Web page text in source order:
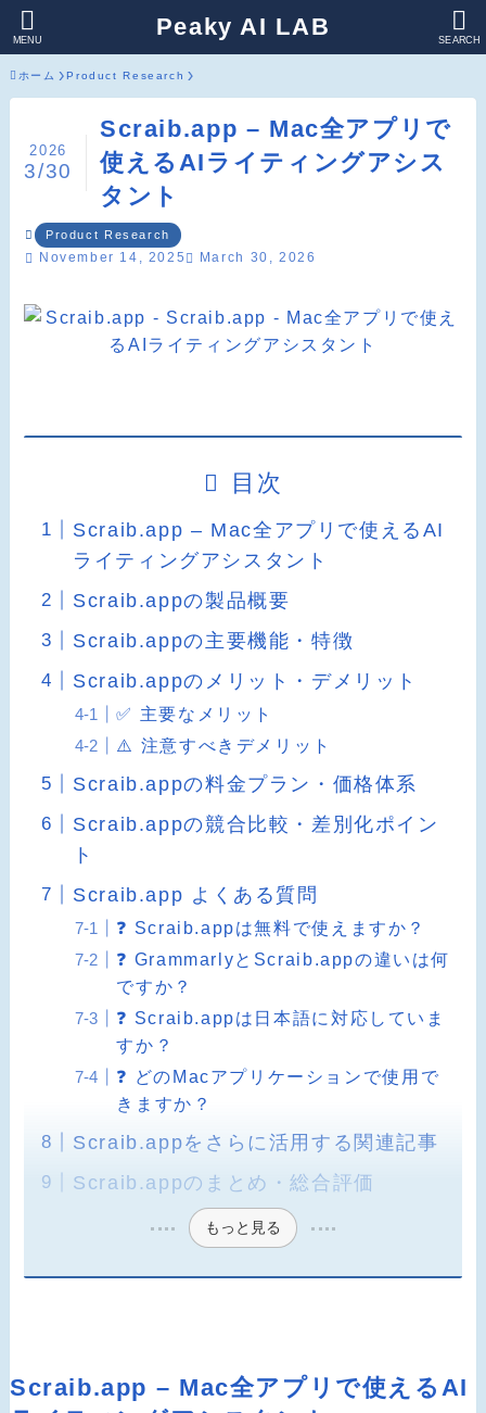
Peaky AI LAB SEARCH
MENU
ホーム Product Research
Scraib.app – Mac全アプリで
使えるAIライティングアシス
タント
2026
3/30
Product Research
November 14, 2025 March 30, 2026
目次
Scraib.app – Mac全アプリで使えるAI
ライティングアシスタント
Scraib.appの製品概要
Scraib.appの主要機能・特徴
Scraib.appのメリット・デメリット
✅ 主要なメリット
⚠️ 注意すべきデメリット
Scraib.appの料金プラン・価格体系
Scraib.appの競合比較・差別化ポイン
ト
Scraib.app よくある質問
❓ Scraib.appは無料で使えますか？
❓ GrammarlyとScraib.appの違いは何
ですか？
❓ Scraib.appは日本語に対応していま
すか？
❓ どのMacアプリケーションで使用で
きますか？
Scraib.appをさらに活用する関連記事
Scraib.appのまとめ・総合評価
もっと見る
Scraib.app – Mac全アプリで使えるAI